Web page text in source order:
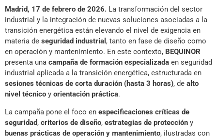
Madrid, 17 de febrero de 2026. La transformación del sector
industrial y la integración de nuevas soluciones asociadas a la
transición energética están elevando el nivel de exigencia en
materia de seguridad industrial , tanto en fase de diseño como
en operación y mantenimiento. En este contexto, BEQUINOR
presenta una campaña de formación especializada en seguridad
industrial aplicada a la transición energética, estructurada en
sesiones técnicas de corta duración (hasta 3 horas), de alto
nivel técnico y orientación práctica.
La campaña pone el foco en especificaciones críticas de
seguridad, criterios de diseño, estrategias de protección y
buenas prácticas de operación y mantenimiento, ilustradas con